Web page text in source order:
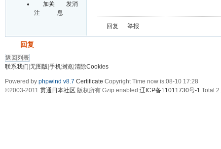
加关
注
发消
息
回复 举报
回复
返回列表
联系我们 无图版 手机浏览 清除Cookies
Powered by phpwind v8.7 Certificate Copyright Time now is:08-10 17:28
©2003-2011 贯通日本社区 版权所有 Gzip enabled 辽ICP备11011730号-1 Total